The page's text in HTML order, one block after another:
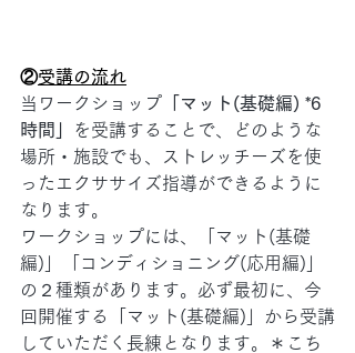
②受講の流れ
当ワークショップ 「マット(基礎編) *6
時間」
を受講することで、どのような
場所・施設でも、ストレッチーズを使
ったエクササイズ指導ができるように
なります。
ワークショップには、「マット(基礎
編)」「コンディショニング(応用編)」
の２種類があります。必ず最初に、今
回開催する「マット(基礎編)」から受講
していただく長練となります。＊こち